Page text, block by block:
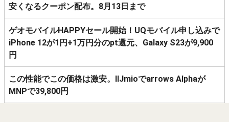
安くなるクーポン配布。8月13日まで
ゲオモバイルHAPPYセール開始！UQモバイル申し込みで
iPhone 12が1円+1万円分のpt還元、Galaxy S23が9,900
円
この性能でこの価格は激安。IIJmioでarrows Alphaが
MNPで39,800円